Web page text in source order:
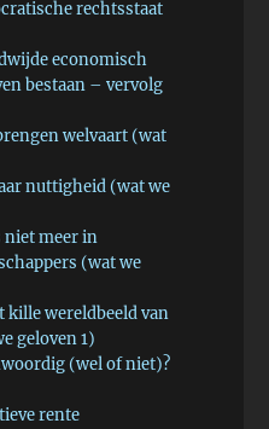
rechtsstaat
economisch
bestaan – vervolg
welvaart (wat
nuttigheid (wat we
niet meer in
(wat we
kille wereldbeeld van
geloven 1)
(wel of niet)?
rente